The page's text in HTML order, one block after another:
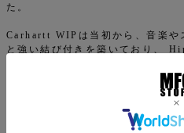
た。
Carhartt WIPは当初から、音楽や
と強い結び付きを築いており、
高い評価を受けているブランドと
Neighborhood、Patta、Vans、
ンドとのエクスクルーシブなコラ